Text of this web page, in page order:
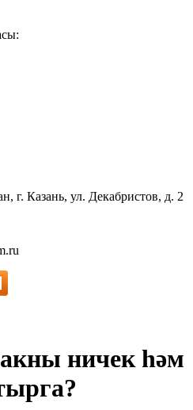
г. Казань, ул. Декабристов, д. 2
ничек һәм